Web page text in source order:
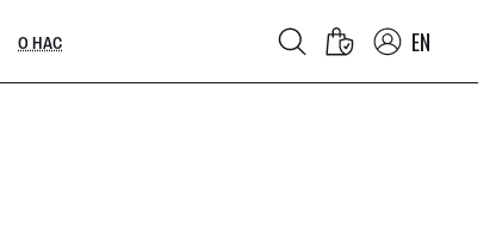
О НАС EN